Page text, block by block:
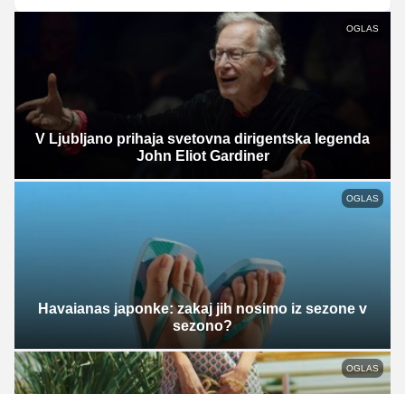
OGLAS
V Ljubljano prihaja svetovna dirigentska legenda
John Eliot Gardiner
OGLAS
Havaianas japonke: zakaj jih nosimo iz sezone v
sezono?
OGLAS